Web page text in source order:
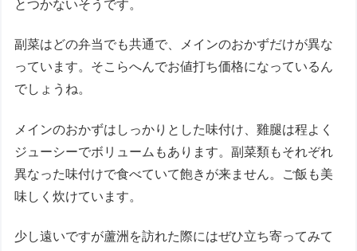
とつかないそうです。
副菜はどの弁当でも共通で、メインのおかずだけが異な
っています。そこらへんでお値打ち価格になっているん
でしょうね。
メインのおかずはしっかりとした味付け、雞腿は程よく
ジューシーでボリュームもあります。副菜類もそれぞれ
異なった味付けで食べていて飽きが来ません。ご飯も美
味しく炊けています。
少し遠いですが蘆洲を訪れた際にはぜひ立ち寄ってみて